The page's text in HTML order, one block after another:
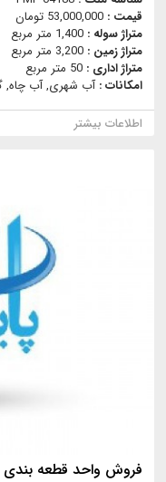
قیمت : 53,000,000 تومان
متراژ سوله : 1,400 متر مربع
متراژ زمین : 3,200 متر مربع
متراژ اداری : 50 متر مربع
امکانات :آب شهری, آب چاه,
اطلاعات بیشتر
فروش واحد قطعه